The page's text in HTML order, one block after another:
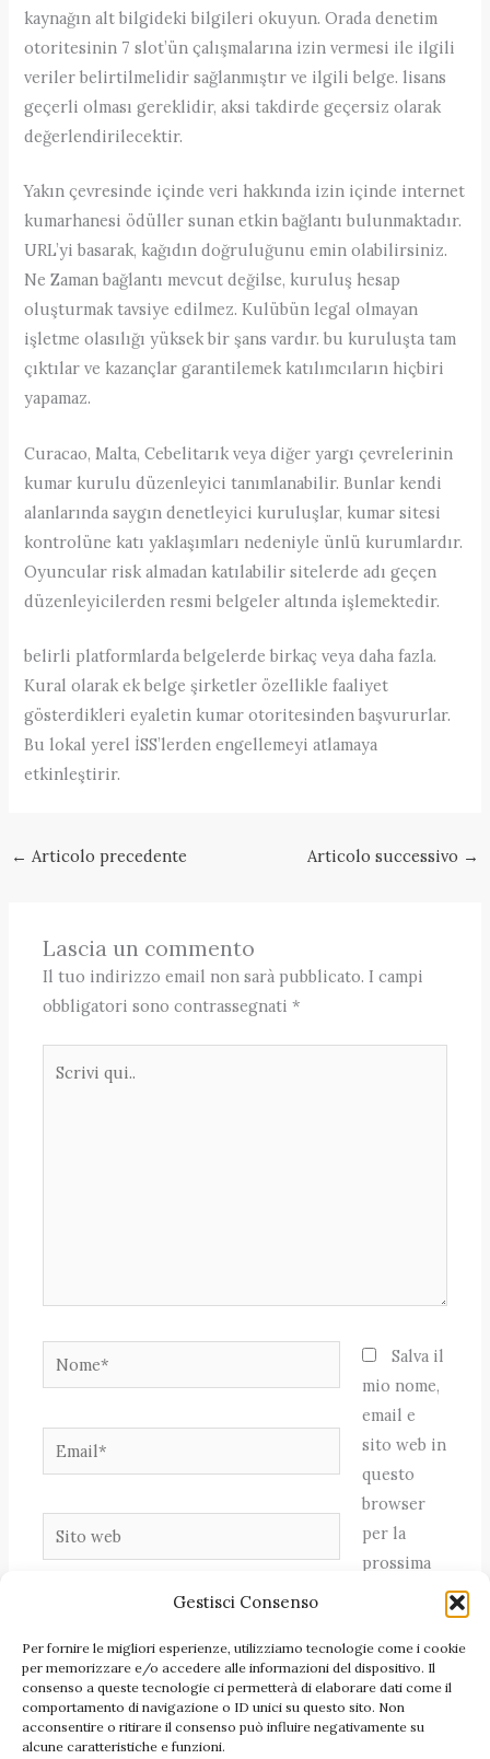
Gestisci Consenso
Per fornire le migliori esperienze, utilizziamo tecnologie come i cookie
per memorizzare e/o accedere alle informazioni del dispositivo. Il
consenso a queste tecnologie ci permetterà di elaborare dati come il
comportamento di navigazione o ID unici su questo sito. Non
acconsentire o ritirare il consenso può influire negativamente su
alcune caratteristiche e funzioni.
kaynağın alt bilgideki bilgileri okuyun. Orada denetim
otoritesinin 7 slot’ün çalışmalarına izin vermesi ile ilgili
veriler belirtilmelidir sağlanmıştır ve ilgili belge. lisans
geçerli olması gereklidir, aksi takdirde geçersiz olarak
değerlendirilecektir.
Yakın çevresinde içinde veri hakkında izin içinde internet
kumarhanesi ödüller sunan etkin bağlantı bulunmaktadır.
URL’yi basarak, kağıdın doğruluğunu emin olabilirsiniz.
Ne Zaman bağlantı mevcut değilse, kuruluş hesap
oluşturmak tavsiye edilmez. Kulübün legal olmayan
işletme olasılığı yüksek bir şans vardır. bu kuruluşta tam
çıktılar ve kazançlar garantilemek katılımcıların hiçbiri
yapamaz.
Curacao, Malta, Cebelitarık veya diğer yargı çevrelerinin
kumar kurulu düzenleyici tanımlanabilir. Bunlar kendi
alanlarında saygın denetleyici kuruluşlar, kumar sitesi
kontrolüne katı yaklaşımları nedeniyle ünlü kurumlardır.
Oyuncular risk almadan katılabilir sitelerde adı geçen
düzenleyicilerden resmi belgeler altında işlemektedir.
belirli platformlarda belgelerde birkaç veya daha fazla.
Kural olarak ek belge şirketler özellikle faaliyet
gösterdikleri eyaletin kumar otoritesinden başvururlar.
Bu lokal yerel İSS’lerden engellemeyi atlamaya
etkinleştirir.
← Articolo precedente Articolo successivo →
Lascia un commento
Il tuo indirizzo email non sarà pubblicato. I campi
obbligatori sono contrassegnati*
Nome*
Email*
Sito
web
Salva il
mio nome,
email e
sito web in
questo
browser
per la
prossima